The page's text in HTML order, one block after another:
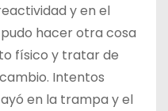
y en el
hacer otra cosa
físico y tratar de
Intentos
en la trampa y el